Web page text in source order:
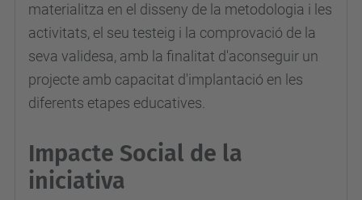
materialitza en el disseny de la metodologia i les
activitats, el seu testeig i la comprovació de la
seva validesa, amb la finalitat d'aconseguir un
projecte amb capacitat d'implantació en les
diferents etapes educatives.
Impacte Social de la
iniciativa